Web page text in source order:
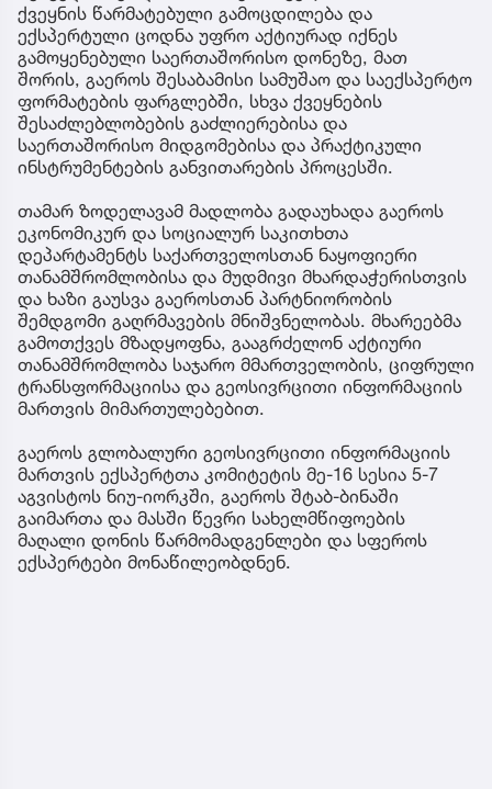
ქვეყნის წარმატებული გამოცდილება და
ექსპერტული ცოდნა უფრო აქტიურად იქნეს
გამოყენებული საერთაშორისო დონეზე, მათ
შორის, გაეროს შესაბამისი სამუშაო და საექსპერტო
ფორმატების ფარგლებში, სხვა ქვეყნების
შესაძლებლობების გაძლიერებისა და
საერთაშორისო მიდგომებისა და პრაქტიკული
ინსტრუმენტების განვითარების პროცესში.
თამარ ზოდელავამ მადლობა გადაუხადა გაეროს
ეკონომიკურ და სოციალურ საკითხთა
დეპარტამენტს საქართველოსთან ნაყოფიერი
თანამშრომლობისა და მუდმივი მხარდაჭერისთვის
და ხაზი გაუსვა გაეროსთან პარტნიორობის
შემდგომი გაღრმავების მნიშვნელობას. მხარეებმა
გამოთქვეს მზადყოფნა, გააგრძელონ აქტიური
თანამშრომლობა საჯარო მმართველობის, ციფრული
ტრანსფორმაციისა და გეოსივრცითი ინფორმაციის
მართვის მიმართულებებით.
გაეროს გლობალური გეოსივრცითი ინფორმაციის
მართვის ექსპერტთა კომიტეტის მე-16 სესია 5-7
აგვისტოს ნიუ-იორკში, გაეროს შტაბ-ბინაში
გაიმართა და მასში წევრი სახელმწიფოების
მაღალი დონის წარმომადგენლები და სფეროს
ექსპერტები მონაწილეობდნენ.